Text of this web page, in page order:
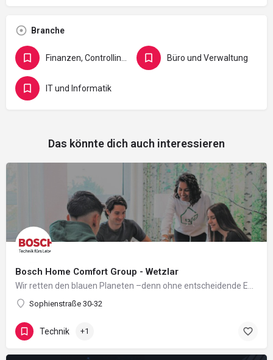
Branche
Büro und Verwaltung
IT und Informatik
Das könnte dich auch interessieren
Bosch Home Comfort Group - Wetzlar
Sophienstraße 30-32
Technik +1